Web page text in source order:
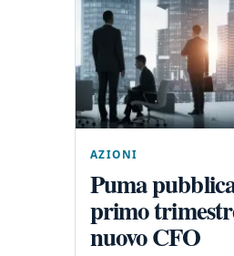
AZIONI
Puma
primo
nuovo CFO